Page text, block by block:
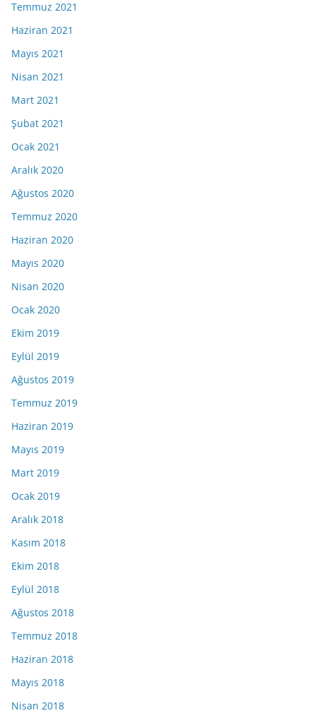
Temmuz 2021
Haziran 2021
Mayıs 2021
Nisan 2021
Mart 2021
Şubat 2021
Ocak 2021
Aralık 2020
Ağustos 2020
Temmuz 2020
Haziran 2020
Mayıs 2020
Nisan 2020
Ocak 2020
Ekim 2019
Eylül 2019
Ağustos 2019
Temmuz 2019
Haziran 2019
Mayıs 2019
Mart 2019
Ocak 2019
Aralık 2018
Kasım 2018
Ekim 2018
Eylül 2018
Ağustos 2018
Temmuz 2018
Haziran 2018
Mayıs 2018
Nisan 2018